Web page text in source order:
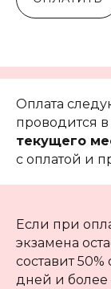
Оплата
проводится
текущего
с оплатой и
Если при
экзамена
составит
дней и более